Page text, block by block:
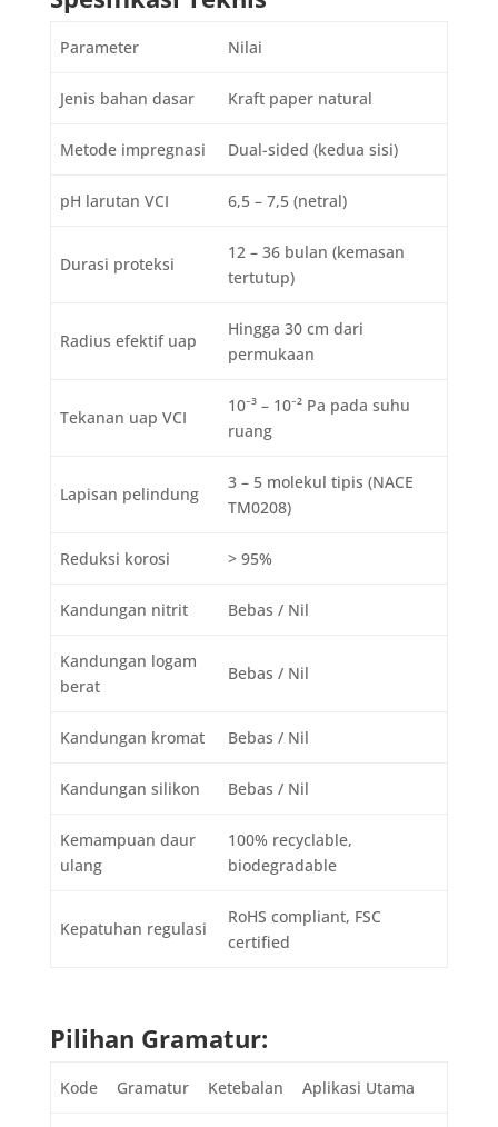
Parameter Nilai
Jenis bahan dasar Kraft paper natural
Metode impregnasi Dual-sided (kedua sisi)
pH larutan VCI 6,5 – 7,5 (netral)
Durasi proteksi
12 – 36 bulan (kemasan
tertutup)
Radius efektif uap
Hingga 30 cm dari
permukaan
Tekanan uap VCI
10⁻³ – 10⁻² Pa pada suhu
ruang
Lapisan pelindung
3 – 5 molekul tipis (NACE
TM0208)
Reduksi korosi > 95%
Kandungan nitrit Bebas / Nil
Kandungan logam
berat
Bebas / Nil
Kandungan kromat Bebas / Nil
Kandungan silikon Bebas / Nil
Kemampuan daur
ulang
100% recyclable,
biodegradable
Kepatuhan regulasi
RoHS compliant, FSC
certified
Pilihan Gramatur:
Kode Gramatur Ketebalan Aplikasi Utama